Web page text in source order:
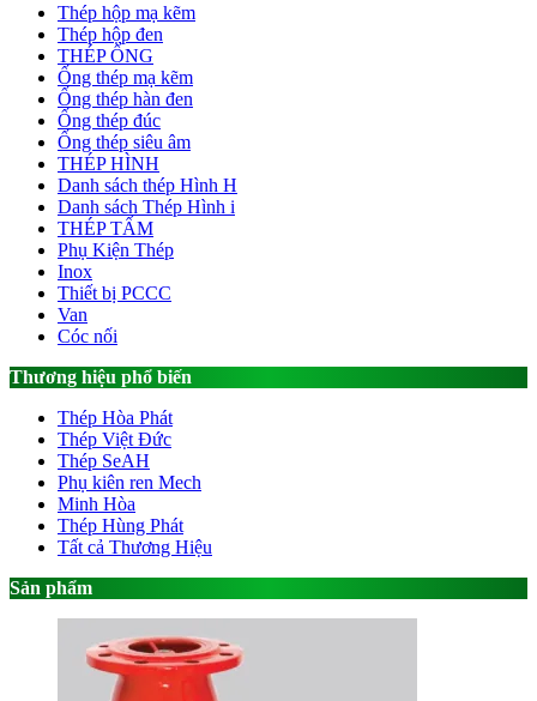
Thép hộp mạ kẽm
Thép hộp đen
THÉP ỐNG
Ống thép mạ kẽm
Ống thép hàn đen
Ống thép đúc
Ống thép siêu âm
THÉP HÌNH
Danh sách thép Hình H
Danh sách Thép Hình i
THÉP TẤM
Phụ Kiện Thép
Inox
Thiết bị PCCC
Van
Cóc nối
Thương hiệu phổ biến
Thép Hòa Phát
Thép Việt Đức
Thép SeAH
Phụ kiên ren Mech
Minh Hòa
Thép Hùng Phát
Tất cả Thương Hiệu
Sản phẩm